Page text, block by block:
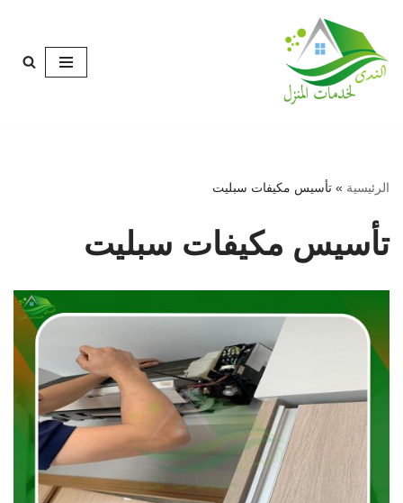
تخطى
إلى
المحتوى
الرئيسية » تأسيس مكيفات سبليت
تأسيس مكيفات سبليت